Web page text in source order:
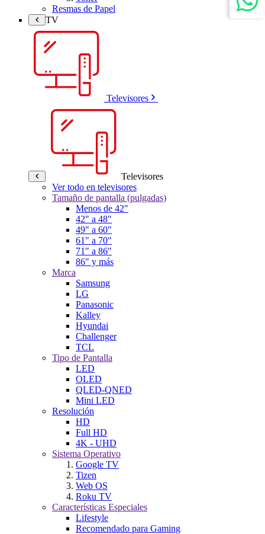
Resmas de Papel
TV
Televisores
Televisores
Ver todo en televisores
Tamaño de pantalla (pulgadas)
Menos de 42"
42" a 48"
49" a 60"
61" a 70"
71" a 86"
86" y más
Marca
Samsung
LG
Panasonic
Kalley
Hyundai
Challenger
TCL
Tipo de Pantalla
LED
OLED
QLED-QNED
Mini LED
Resolución
HD
Full HD
4K - UHD
Sistema Operativo
Google TV
Tizen
Web OS
Roku TV
Características Especiales
Lifestyle
Recomendado para Gaming